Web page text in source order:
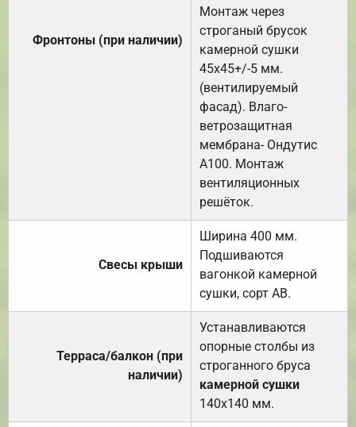
Фронтоны (при наличии)
Монтаж через
строганый брусок
камерной сушки
45х45+/-5 мм.
(вентилируемый
фасад). Влаго-
ветрозащитная
мембрана- Ондутис
А100. Монтаж
вентиляционных
решёток.
Свесы крыши
Ширина 400 мм.
Подшиваются
вагонкой камерной
сушки, сорт АВ.
Терраса/балкон (при
наличии)
Устанавливаются
опорные столбы из
строганного бруса
камерной сушки
140х140 мм.